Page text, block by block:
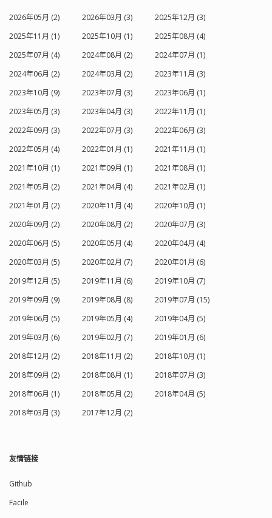
2026年05月 (2) 2026年03月 (3)
2025年12月 (3)
2025年11月 (1)
2025年10月 (1)
2025年08月 (4)
2025年07月 (4)
2024年08月 (2)
2024年07月 (1)
2024年06月 (2)
2024年03月 (2)
2023年11月 (3)
2023年10月 (9)
2023年07月 (3)
2023年06月 (1)
2023年05月 (3)
2023年04月 (3)
2022年11月 (1)
2022年09月 (3)
2022年07月 (3)
2022年06月 (3)
2022年05月 (4)
2022年01月 (1)
2021年11月 (1)
2021年10月 (1)
2021年09月 (1)
2021年08月 (1)
2021年05月 (2)
2021年04月 (4)
2021年02月 (1)
2021年01月 (2)
2020年11月 (4)
2020年10月 (1)
2020年09月 (2)
2020年08月 (2)
2020年07月 (3)
2020年06月 (5)
2020年05月 (4)
2020年04月 (4)
2020年03月 (5)
2020年02月 (7)
2020年01月 (6)
2019年12月 (5)
2019年11月 (6)
2019年10月 (7)
2019年09月 (9)
2019年08月 (8)
2019年07月 (15)
2019年06月 (5)
2019年05月 (4)
2019年04月 (5)
2019年03月 (6)
2019年02月 (7)
2019年01月 (6)
2018年12月 (2)
2018年11月 (2)
2018年10月 (1)
2018年09月 (2)
2018年08月 (1)
2018年07月 (3)
2018年06月 (1)
2018年05月 (2)
2018年04月 (5)
2018年03月 (3)
2017年12月 (2)
友情链接
Github
Facile